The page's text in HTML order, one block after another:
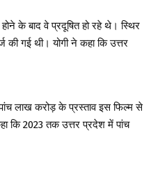
के बाद वे प्रदूषित हो रहे थे। स्थिर
की गई थी। योगी ने कहा कि उत्तर
लाख करोड़ के प्रस्ताव इस फिल्म से
कि 2023 तक उत्तर प्रदेश में पांच